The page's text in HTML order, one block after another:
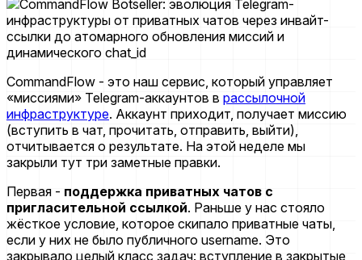
CommandFlow - это наш сервис, который управляет
«миссиями» Telegram-аккаунтов в рассылочной
инфраструктуре. Аккаунт приходит, получает миссию
(вступить в чат, прочитать, отправить, выйти),
отчитывается о результате. На этой неделе мы
закрыли тут три заметные правки.
Первая - поддержка приватных чатов с
пригласительной ссылкой. Раньше у нас стояло
жёсткое условие, которое скипало приватные чаты,
если у них не было публичного username. Это
закрывало целый класс задач: вступление в закрытые